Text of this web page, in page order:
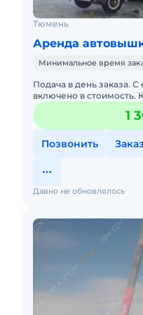
Тюмень
Аренда
Минимальное время
Подача в день заказа.
включено в стоимость.
Долгосрочная аренда.
Сейчас свободна.
1
Позвонить
Давно не обновлялось